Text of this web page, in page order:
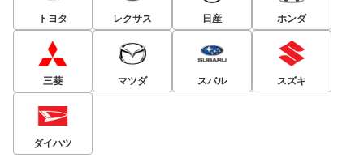
トヨタ レクサス 日産 ホンダ
三菱 マツダ スバル スズキ
ダイハツ